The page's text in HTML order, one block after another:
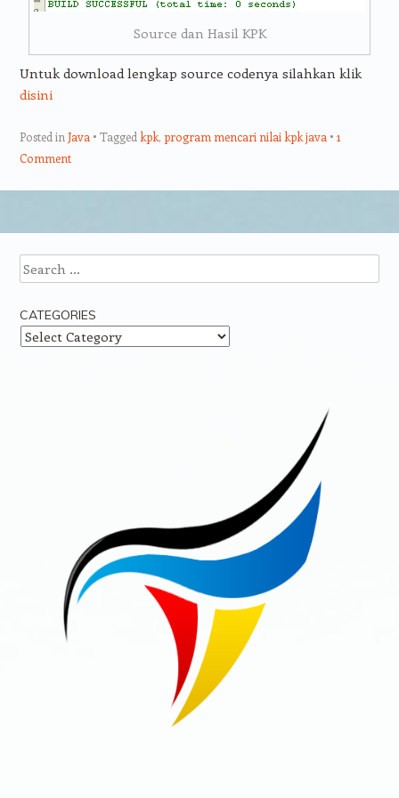
Source dan Hasil KPK
Untuk download lengkap source codenya silahkan klik
disini
Posted in Java Tagged kpk, program mencari nilai kpk java
1
Comment
Search
CATEGORIES
Categories